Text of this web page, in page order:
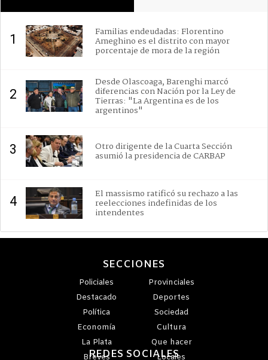
1 Familias endeudadas: Florentino
Ameghino es el distrito con mayor
porcentaje de mora de la región
2
Desde Olascoaga, Barenghi marcó
diferencias con Nación por la Ley de
Tierras: "La Argentina es de los
argentinos"
3 Otro dirigente de la Cuarta Sección
asumió la presidencia de CARBAP
4 El massismo ratificó su rechazo a las
reelecciones indefinidas de los
intendentes
SECCIONES
Policiales
Provinciales
Destacado
Deportes
Política
Sociedad
Economía
Cultura
La Plata
Que hacer
Breves
Locales
REDES SOCIALES